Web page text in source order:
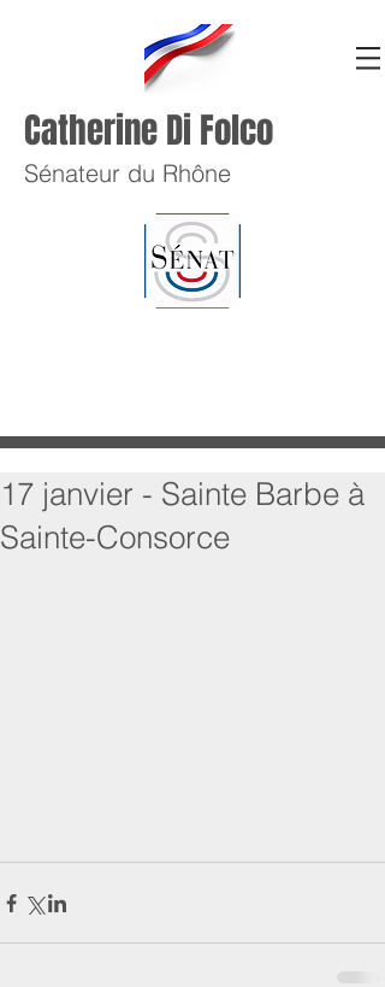
Catherine Di Folco
Sénateur du Rhône
17 janvier - Sainte Barbe à
Sainte-Consorce